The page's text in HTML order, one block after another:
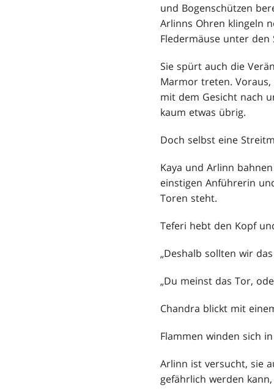
und Bogenschützen
Arlinns Ohren klingeln
Fledermäuse unter
Sie spürt auch die
Marmor treten.
mit dem Gesicht nach
kaum etwas übrig.
Doch selbst eine
Kaya und Arlinn
einstigen Anführerin
Toren steht.
Teferi hebt den Kopf
„Deshalb sollten wir
„Du meinst das Tor,
Chandra blickt mit
Flammen winden sich
Arlinn ist versucht, sie
gefährlich werden